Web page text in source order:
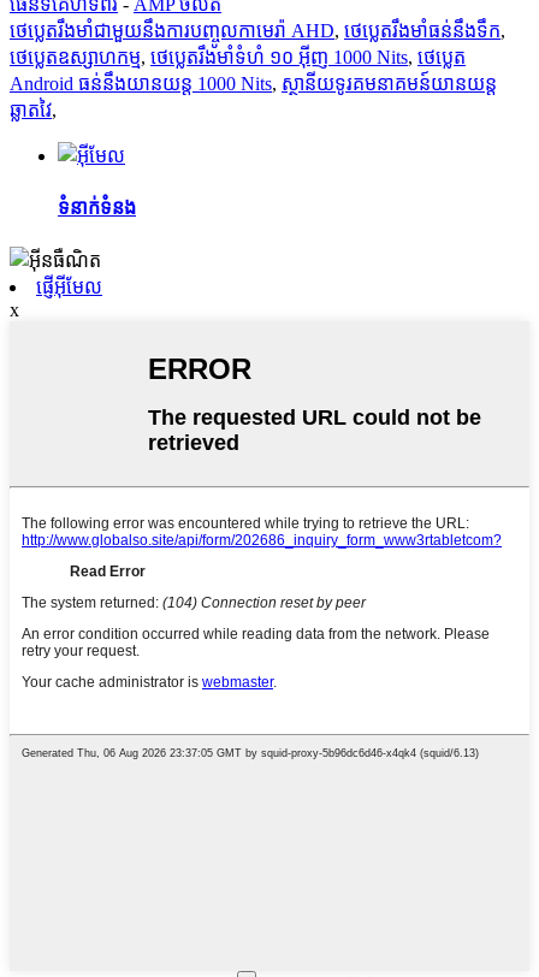
ផែនទីគេហទំព័រ - AMP ចល័ត
ថេប្លេតរឹងមាំជាមួយនឹងការបញ្ចូលកាមេរ៉ា AHD, ថេប្លេតរឹងមាំធន់នឹងទឹក,
ថេប្លេតឧស្សាហកម្ម, ថេប្លេតរឹងមាំទំហំ ១០ អ៊ីញ 1000 Nits, ថេប្លេត
Android ធន់​នឹង​យានយន្ត 1000 Nits, ស្ថានីយទូរគមនាគមន៍យានយន្ត
ឆ្លាតវៃ,
ទំនាក់ទំនង
ផ្ញើអ៊ីមែល
x